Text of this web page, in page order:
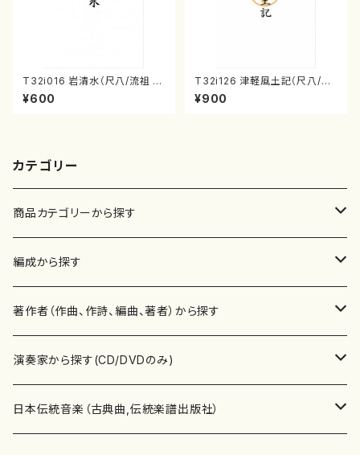
T32i016 岩清水（尺八/流祖 中
尾都山/楽譜）都山：15
¥600
T32i126 津軽風土記（尺八/野
村峰山/尺八/都山式譜）都山流
公刊楽譜曲番:575
¥900
カテゴリー
商品カテゴリーから探す
楽譜
書籍
書籍
テキストブック
CD・DVD
チケット
編成から探す
邦楽器
箏・琴（ソロ）
箏・琴（合奏）
合唱
混声合唱
歌・声
著作者（作曲、作詩、編曲、著者）から探す
あ行
青木省三(アオキ ショウゾウ)
か行
演奏家から探す(CD/DVDのみ)
邦楽（箏、三味線、尺八等）演奏家
日本伝統音楽（古典曲,伝統楽譜出版社）